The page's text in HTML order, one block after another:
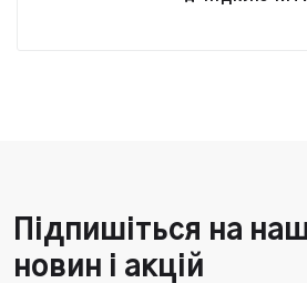
Підпишіться на
новин і акцій